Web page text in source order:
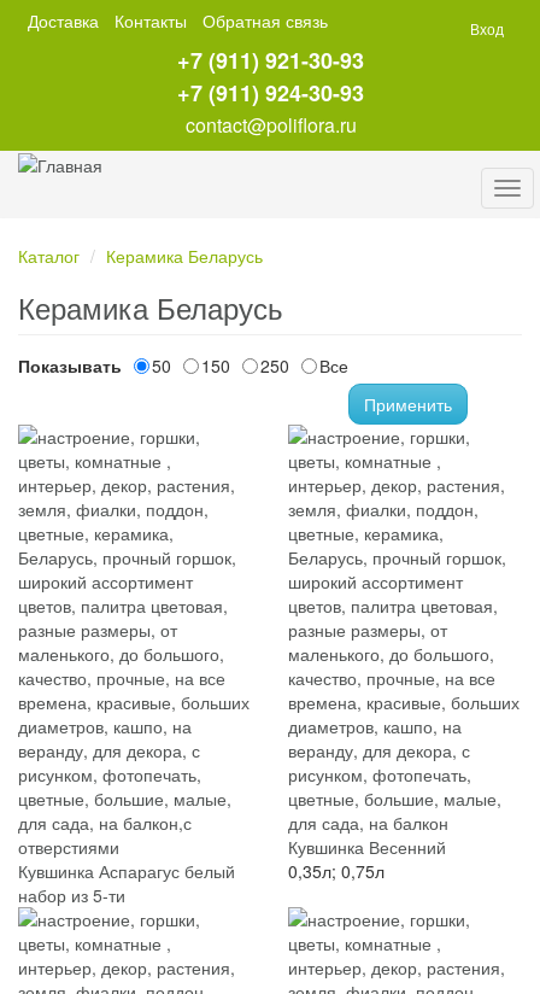
Перейти
Доставка Контакты Обратная связь
+7 (911) 921-30-93
+7 (911) 924-30-93
contact@poliflora.ru
Вход
Каталог
Керамика Беларусь
Керамика Беларусь
Показывать 50 150 250
Все
Применить
Кувшинка Аспарагус белый
набор из 5-ти
Кувшинка Весенний
0,35л; 0,75л